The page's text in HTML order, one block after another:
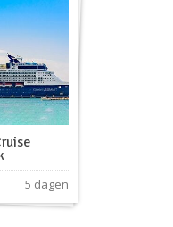
5 dagen